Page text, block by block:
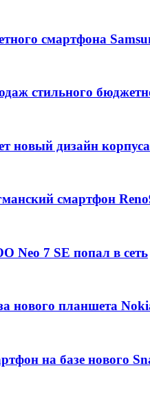
смартфона
стильного
новый дизайн корпуса
смартфон
Neo 7 SE попал в сеть
нового планшета
на базе нового